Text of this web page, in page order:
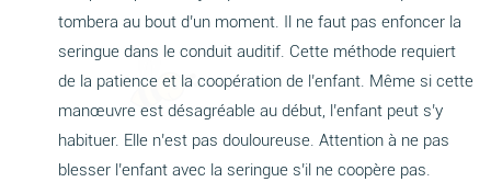
tombera au bout d’un moment. Il ne faut pas enfoncer la
seringue dans le conduit auditif. Cette méthode requiert
de la patience et la coopération de l’enfant. Même si cette
manœuvre est désagréable au début, l’enfant peut s’y
habituer. Elle n’est pas douloureuse. Attention à ne pas
blesser l’enfant avec la seringue s’il ne coopère pas.